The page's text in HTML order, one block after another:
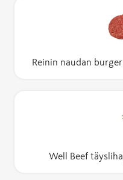
Reinin naudan
Well Beef